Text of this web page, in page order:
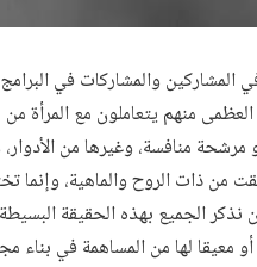
والمشاركات في
منهم يتعاملون مع المرأة
مرشحة منافسة، وغيرها من
من ذات الروح والماهية، وإنما
أن نذكر الجميع بهذه الحقيقة
معيقا لها من المساهمة في بناء